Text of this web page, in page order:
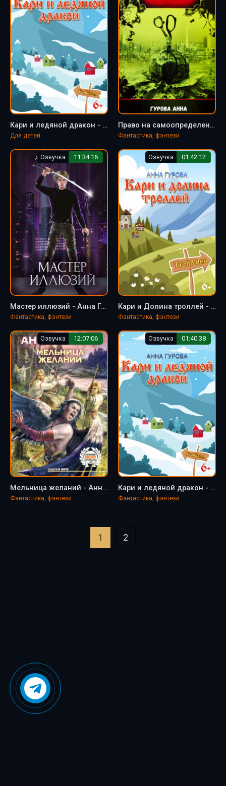
Кари и ледяной дракон - Анна Гурова
Для детей
Право на самоопределение - Анна Гурова
Фантастика, фэнтези
Озвучка 11:34:16
Мастер иллюзий - Анна Гурова
Фантастика, фэнтези
Озвучка 01:42:12
Кари и Долина троллей - Анна Гурова
Фантастика, фэнтези
Озвучка 12:07:06
Мельница желаний - Анна Гурова
Фантастика, фэнтези
Озвучка 01:40:38
Кари и ледяной дракон - Анна Гурова
Фантастика, фэнтези
1 2